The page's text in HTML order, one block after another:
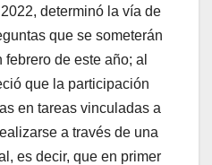
determinó la vía de
que se someterán
de este año; al
que la participación
en tareas vinculadas a
a través de una
es decir, que en primer